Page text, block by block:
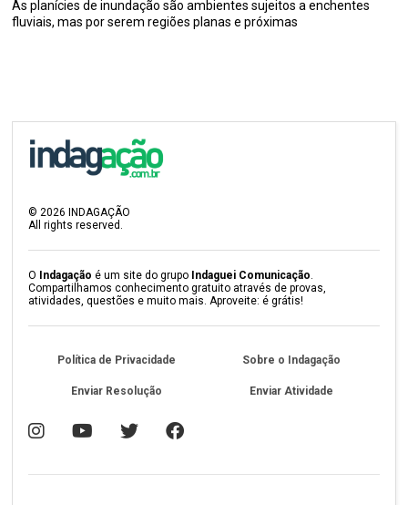
As planícies de inundação são ambientes sujeitos a enchentes
fluviais, mas por serem regiões planas e próximas
©2026 INDAGAÇÃO
All rights reserved.
O Indagação é um site do grupo Indaguei Comunicação.
Compartilhamos conhecimento gratuito através de provas,
atividades, questões e muito mais. Aproveite: é grátis!
Política de Privacidade Sobre o Indagação
Enviar Resolução Enviar Atividade